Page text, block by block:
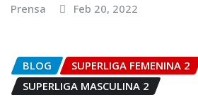
Prensa Feb 20, 2022
BLOG
SUPERLIGA FEMENINA 2
SUPERLIGA MASCULINA 2